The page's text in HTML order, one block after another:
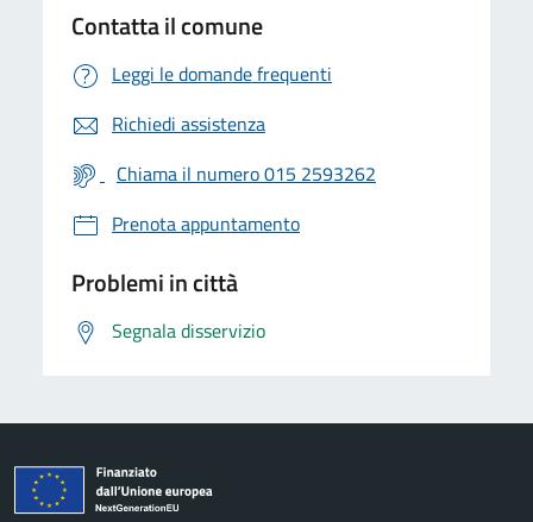
Contatta il comune
Leggi le domande frequenti
Richiedi assistenza
Chiama il numero 015 2593262
Prenota appuntamento
Problemi in città
Segnala disservizio